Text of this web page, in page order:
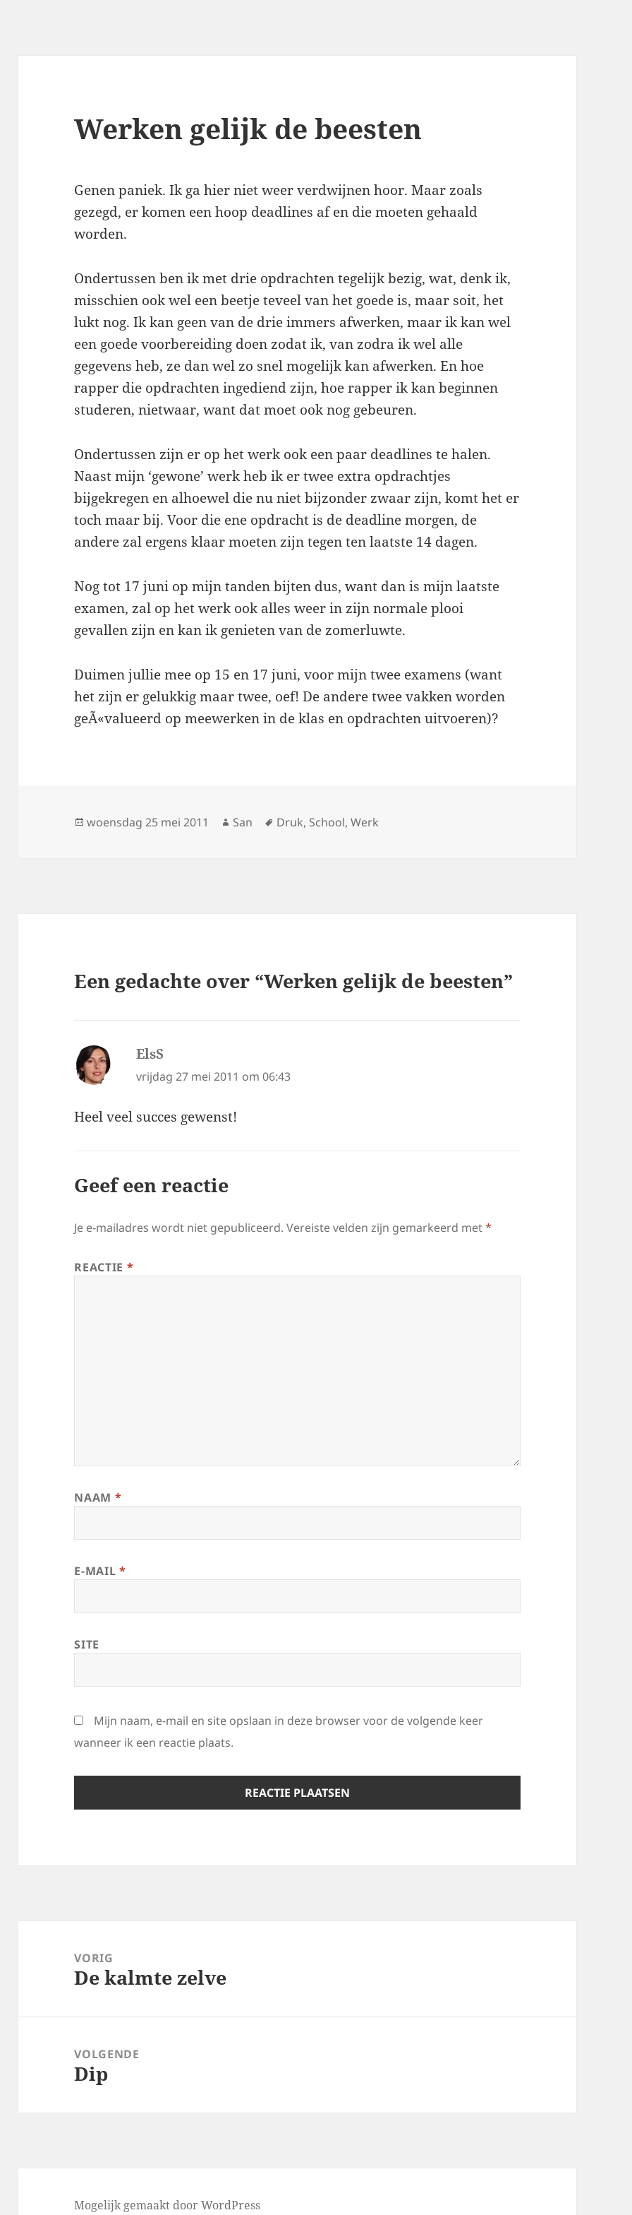
Werken gelijk de beesten
Genen paniek. Ik ga hier niet weer verdwijnen hoor. Maar zoals
gezegd, er komen een hoop deadlines af en die moeten gehaald
worden.
Ondertussen ben ik met drie opdrachten tegelijk bezig, wat, denk ik,
misschien ook wel een beetje teveel van het goede is, maar soit, het
lukt nog. Ik kan geen van de drie immers afwerken, maar ik kan wel
een goede voorbereiding doen zodat ik, van zodra ik wel alle
gegevens heb, ze dan wel zo snel mogelijk kan afwerken. En hoe
rapper die opdrachten ingediend zijn, hoe rapper ik kan beginnen
studeren, nietwaar, want dat moet ook nog gebeuren.
Ondertussen zijn er op het werk ook een paar deadlines te halen.
Naast mijn ‘gewone’ werk heb ik er twee extra opdrachtjes
bijgekregen en alhoewel die nu niet bijzonder zwaar zijn, komt het er
toch maar bij. Voor die ene opdracht is de deadline morgen, de
andere zal ergens klaar moeten zijn tegen ten laatste 14 dagen.
Nog tot 17 juni op mijn tanden bijten dus, want dan is mijn laatste
examen, zal op het werk ook alles weer in zijn normale plooi
gevallen zijn en kan ik genieten van de zomerluwte.
Duimen jullie mee op 15 en 17 juni, voor mijn twee examens (want
het zijn er gelukkig maar twee, oef! De andere twee vakken worden
geÃ«valueerd op meewerken in de klas en opdrachten uitvoeren)?
Geplaatst
woensdag 25 mei 2011 Auteur
San Tags
Druk, School,Werk
Een gedachte over “Werken gelijk de beesten”
ElsS
vrijdag 27 mei 2011 om 06:43
Heel veel succes gewenst!
Geef een reactie
Je e-mailadres wordt niet gepubliceerd. Vereiste velden zijn gemarkeerd met*
REACTIE *
NAAM *
E-MAIL *
SITE
Mijn naam, e-mail en site opslaan in deze browser voor de volgende keer
wanneer ik een reactie plaats.
navigatieVORIG
Vorig
De kalmte zelve
VOLGENDE
Volgend
Dip
Mogelijk gemaakt door WordPress